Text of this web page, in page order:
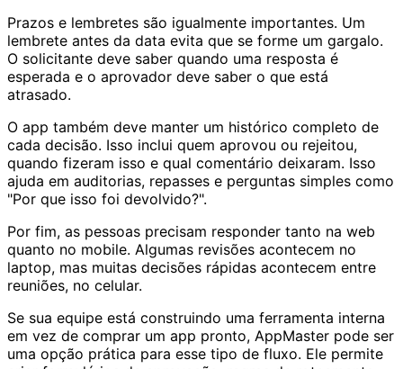
Prazos e lembretes são igualmente importantes. Um
lembrete antes da data evita que se forme um gargalo.
O solicitante deve saber quando uma resposta é
esperada e o aprovador deve saber o que está
atrasado.
O app também deve manter um histórico completo de
cada decisão. Isso inclui quem aprovou ou rejeitou,
quando fizeram isso e qual comentário deixaram. Isso
ajuda em auditorias, repasses e perguntas simples como
"Por que isso foi devolvido?".
Por fim, as pessoas precisam responder tanto na web
quanto no mobile. Algumas revisões acontecem no
laptop, mas muitas decisões rápidas acontecem entre
reuniões, no celular.
Se sua equipe está construindo uma ferramenta interna
em vez de comprar um app pronto, AppMaster pode ser
uma opção prática para esse tipo de fluxo. Ele permite